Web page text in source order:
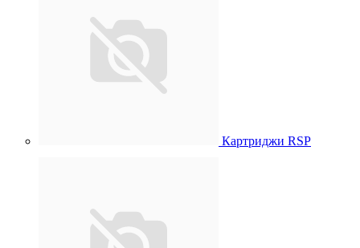
Картриджи RSP